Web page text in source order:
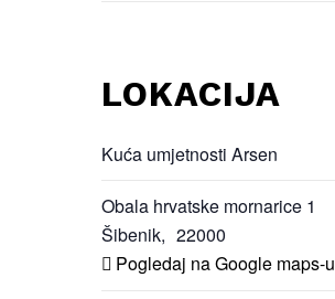
LOKACIJA
Kuća umjetnosti Arsen
Obala hrvatske mornarice 1
Šibenik, 22000
Pogledaj na Google maps-u